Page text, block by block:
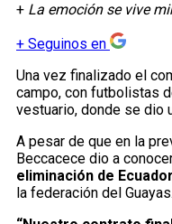
+ La emoción se vive
+ Seguinos en
Una vez finalizado el
campo, con futbolistas
vestuario, donde se dio
A pesar de que en la
Beccacece dio a
eliminación de
la federación del Guayas.